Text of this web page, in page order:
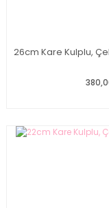
26cm Kare Kulplu,